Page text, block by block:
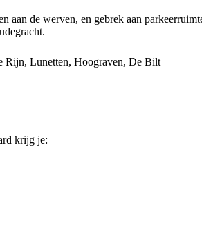
aan de werven, en gebrek aan
Rijn, Lunetten, Hoograven, De Bilt
krijg je: